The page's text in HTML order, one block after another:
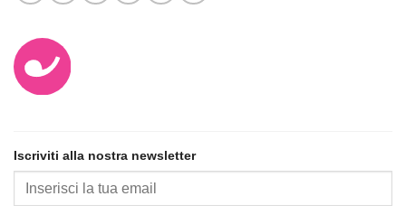
Iscriviti alla nostra newsletter